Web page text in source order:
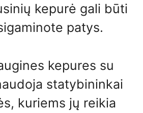
kepurė gali būti
patys.
kepures su
statybininkai
kuriems jų reikia